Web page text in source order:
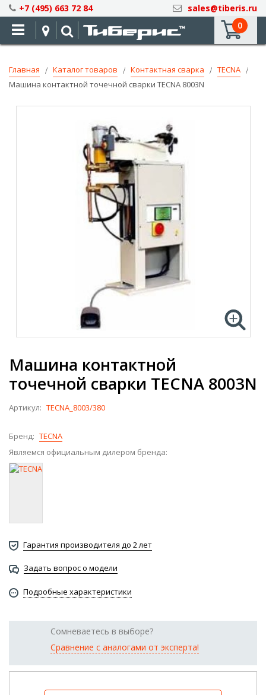
Skip
to
Content
+7 (495) 663 72 84
sales@tiberis.ru
0
Главная Каталог товаров Контактная сварка
TECNA
Машина контактной точечной сварки TECNA 8003N
Машина контактной
точечной сварки TECNA 8003N
Артикул: TECNA_8003/380
Бренд: TECNA
Являемся официальным дилером бренда:
Гарантия производителя до 2 лет
Задать вопрос о модели
Подробные характеристики
Сомневаетесь в выборе?
Сравнение с аналогами от эксперта!